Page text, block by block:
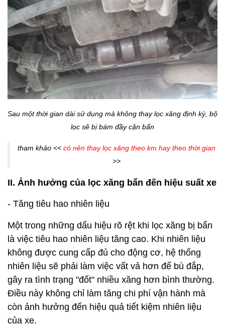
Sau một thời gian dài sử dụng mà không thay lọc xăng định kỳ, bộ
lọc sẽ bị bám đầy cặn bẩn
tham khảo << có nên thay lọc xăng theo km hay theo thời gian
>>
II. Ảnh hưởng của lọc xăng bẩn đến hiệu suất xe
- Tăng tiêu hao nhiên liệu
Một trong những dấu hiệu rõ rệt khi lọc xăng bị bẩn
là việc tiêu hao nhiên liệu tăng cao. Khi nhiên liệu
không được cung cấp đủ cho động cơ, hệ thống
nhiên liệu sẽ phải làm việc vất vả hơn để bù đắp,
gây ra tình trạng "đốt" nhiều xăng hơn bình thường.
Điều này không chỉ làm tăng chi phí vận hành mà
còn ảnh hưởng đến hiệu quả tiết kiệm nhiên liệu
của xe.